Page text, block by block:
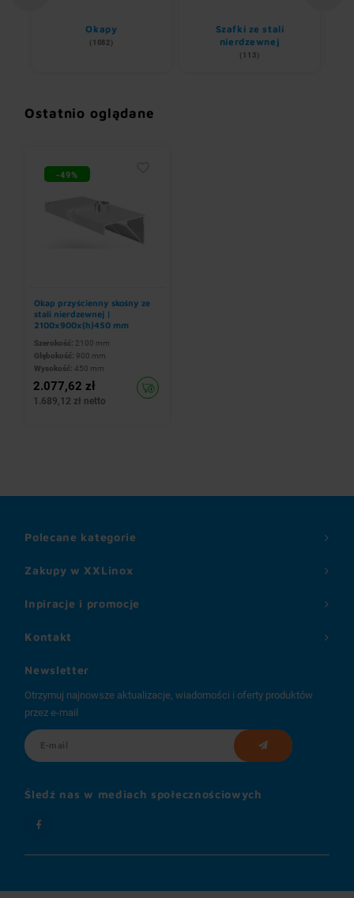
Okapy
(1082)
Szafki ze stali
nierdzewnej
(113)
Ostatnio oglądane
-49%
Okap przyścienny skośny ze
stali nierdzewnej |
2100x900x(h)450 mm
Szerokość: 2100 mm
Głębokość: 900 mm
Wysokość: 450 mm
2.077,62 zł
1.689,12 zł netto
Zakupy w XXLinox
Inpiracje i promocje
Polecane kategorie
Kontakt
Newsletter
Otrzymuj najnowsze aktualizacje, wiadomości i oferty produktów
przez e-mail
Śledź nas w mediach społecznościowych